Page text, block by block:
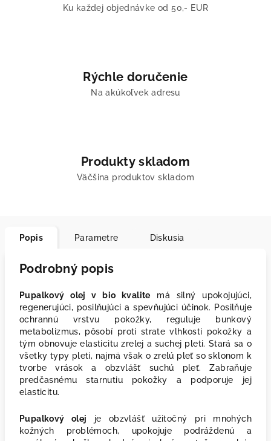
Ku každej objednávke od 50,- EUR
Rýchle doručenie
Na akúkoľvek adresu
Produkty skladom
Väčšina produktov skladom
Popis Parametre Diskusia
Podrobný popis
Pupalkový olej v bio kvalite má silný upokojujúci,
regenerujúci, posilňujúci a spevňujúci účinok. Posilňuje
ochrannú vrstvu pokožky, reguluje bunkový
metabolizmus, pôsobí proti strate vlhkosti pokožky a
tým obnovuje elasticitu zrelej a suchej pleti. Stará sa o
všetky typy pleti, najmä však o zrelú pleť so sklonom k
​​tvorbe vrások a obzvlášť suchú pleť. Zabraňuje
predčasnému starnutiu pokožky a podporuje jej
elasticitu.
Pupalkový olej je obzvlášť užitočný pri mnohých
kožných problémoch, upokojuje podráždenú a